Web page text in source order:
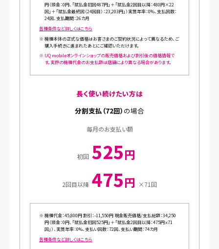
円（頭金：0円、「賦払金初回487円」＋「賦払金2回目以降：480円×22
回」＋「賦払金最終回（24回目）：23,203円」）実質年率：0%、支払回数：
24回、支払期間：26カ月
各種条件など詳しくはこちら
※ 機種本体の正式な価格はお客さまのご契約状況によって異なるため、ご
購入手続きに進まれたあとにご確認いただけます。
※ UQ mobileオンラインショップの販売価格および割引後の価格情報で
す。実際の機種代金のお支払額は店舗により異なる場合があります。
長く使い続けたい方は
分割支払（72回） の場合
毎月のお支払い額
初回 525円
2回目以降 475円 ×71回
※ 機種代金：45,800円 割引：-11,550円 現金販売価格/支払総額：34,250
円（頭金：0円、「賦払金初回525円」＋「賦払金2回目以降：475円ｘ71
回」）、実質年率：0%、支払い回数：72回、支払い期間：74カ月
各種条件など詳しくはこちら